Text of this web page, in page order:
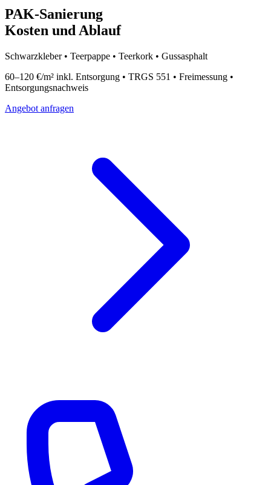
PAK-Sanierung
Kosten und Ablauf
Schwarzkleber • Teerpappe • Teerkork • Gussasphalt
60–120 €/m² inkl. Entsorgung • TRGS 551 • Freimessung •
Entsorgungsnachweis
Angebot anfragen